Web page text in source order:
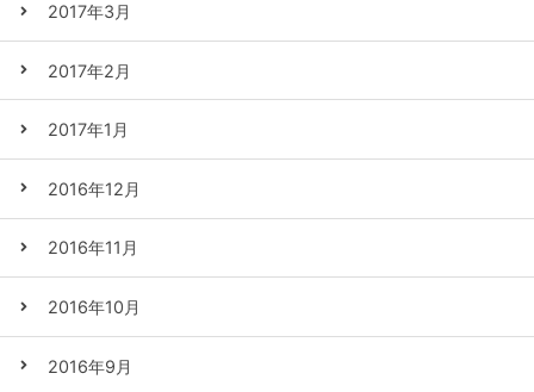
2017年3月
2017年2月
2017年1月
2016年12月
2016年11月
2016年10月
2016年9月